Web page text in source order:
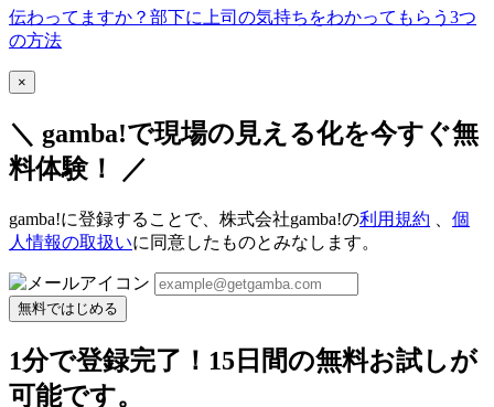
伝わってますか？部下に上司の気持ちをわかってもらう3つ
の方法
×
＼ gamba!で現場の見える化を今すぐ無
料体験！ ／
gamba!に登録することで、株式会社gamba!の利用規約
個
人情報の取扱いに同意したものとみなします。
無料ではじめる
1分で登録完了！15日間の無料お試しが
可能です。